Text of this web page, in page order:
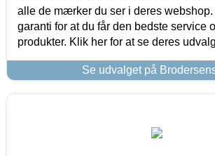
alle de mærker du ser i deres webshop.
garanti for at du får den bedste service
produkter. Klik her for at se deres
Se udvalget på